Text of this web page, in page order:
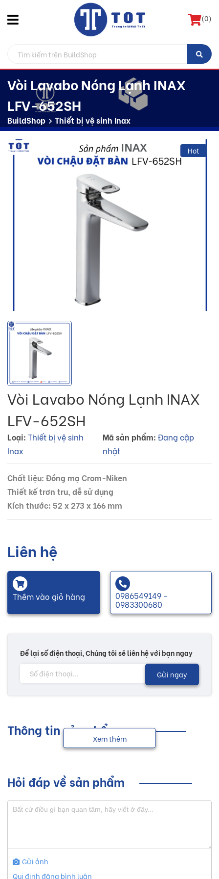
(0)
Vòi Lavabo Nóng Lạnh INAX
LFV-652SH
BuildShop Thiết bị vệ sinh Inax
Hot
Vòi Lavabo Nóng Lạnh INAX
LFV-652SH
Loại: Thiết bị vệ sinh
Inax
Mã sản phẩm: Đang cập
nhật
Chất liệu: Đồng mạ Crom-Niken
Thiết kế trơn tru, dễ sử dụng
Kích thước: 52 x 273 x 166 mm
Liên hệ
Thêm vào giỏ hàng 0986549149 -
0983300680
Để lại số điện thoại, Chúng tôi sẽ liên hệ với bạn ngay
Gửi ngay
Thông tin sản phẩm
Xem thêm
Hỏi đáp về sản phẩm
Gửi ảnh
Qui định đăng bình luận